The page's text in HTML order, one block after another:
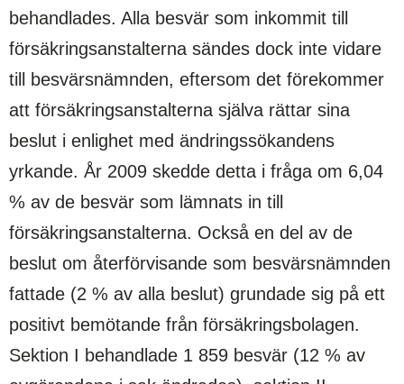
behandlades. Alla besvär som inkommit till
försäkringsanstalterna sändes dock inte vidare
till besvärsnämnden, eftersom det förekommer
att försäkringsanstalterna själva rättar sina
beslut i enlighet med ändringssökandens
yrkande. År 2009 skedde detta i fråga om 6,04
% av de besvär som lämnats in till
försäkringsanstalterna. Också en del av de
beslut om återförvisande som besvärsnämnden
fattade (2 % av alla beslut) grundade sig på ett
positivt bemötande från försäkringsbolagen.
Sektion I behandlade 1 859 besvär (12 % av